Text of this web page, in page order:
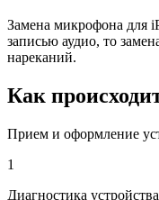
Замена микрофона для
записью аудио, то
нареканий.
Как
Прием и оформление
1
Диагностика устройства